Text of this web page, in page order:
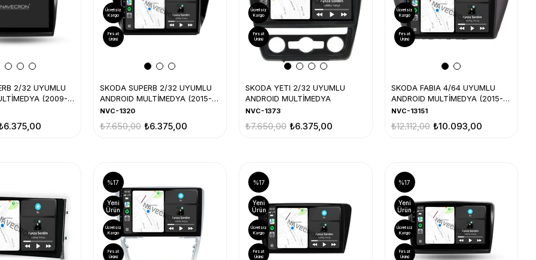
2/32 UYUMLU
(2009-
SKODA SUPERB 2/32 UYUMLU
ANDROID MULTİMEDYA (2015-
16)
NVC-1320
₺6.375,00
₺7.650,00
Ücretsiz
Kargo
Fırsat
Ürünü
SKODA YETI 2/32 UYUMLU
ANDROID MULTİMEDYA
NVC-1373
₺6.375,00
₺7.650,00
Ücretsiz
Kargo
Fırsat
Ürünü
SKODA FABIA 4/64 UYUMLU
ANDROID MULTİMEDYA (2015-
21)
NVC-13151
₺10.093,00
₺12.112,00
Ücretsiz
Kargo
Fırsat
Ürünü
%17
Yeni
Ürün
Ücretsiz
Kargo
Fırsat
Ürünü
%17
Yeni
Ürün
Ücretsiz
Kargo
Fırsat
Ürünü
%17
Yeni
Ürün
Ücretsiz
Kargo
Fırsat
Ürünü